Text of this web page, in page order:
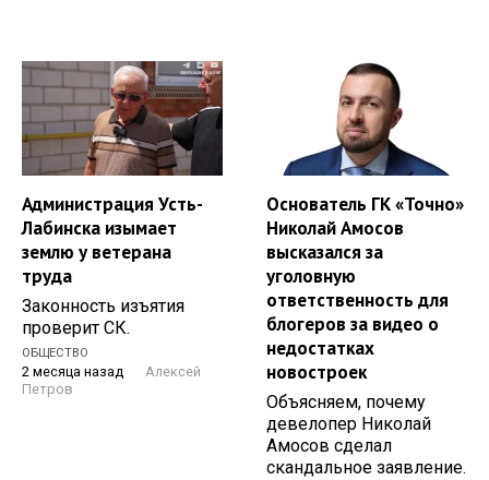
Администрация Усть-
Лабинска изымает
землю у ветерана
труда
Законность изъятия
проверит СК.
ОБЩЕСТВО
2 месяца назад
Алексей
Петров
Основатель ГК «Точно»
Николай Амосов
высказался за
уголовную
ответственность для
блогеров за видео о
недостатках
новостроек
Объясняем, почему
девелопер Николай
Амосов сделал
скандальное заявление.